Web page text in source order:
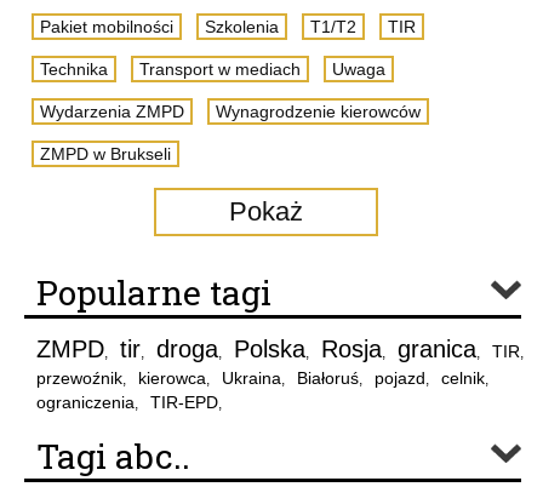
Pakiet mobilności Szkolenia T1/T2 TIR
Technika Transport w mediach Uwaga
Wydarzenia ZMPD Wynagrodzenie kierowców
ZMPD w Brukseli
Pokaż
Popularne tagi
ZMPD, tir, droga, Polska, Rosja, granica, TIR,
przewoźnik, kierowca, Ukraina, Białoruś, pojazd, celnik,
ograniczenia, TIR-EPD,
Tagi abc..